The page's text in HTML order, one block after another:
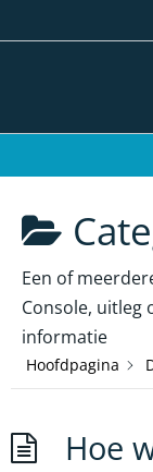
naar
Een of
Console, uitleg
informatie
Hoofdpagina
Hoe